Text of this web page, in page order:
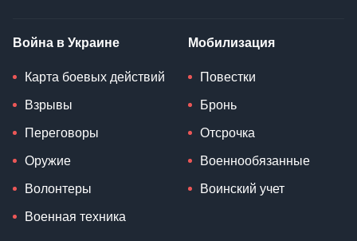
Война в Украине
Карта боевых действий
Взрывы
Переговоры
Оружие
Волонтеры
Военная техника
Мобилизация
Повестки
Бронь
Отсрочка
Военнообязанные
Воинский учет